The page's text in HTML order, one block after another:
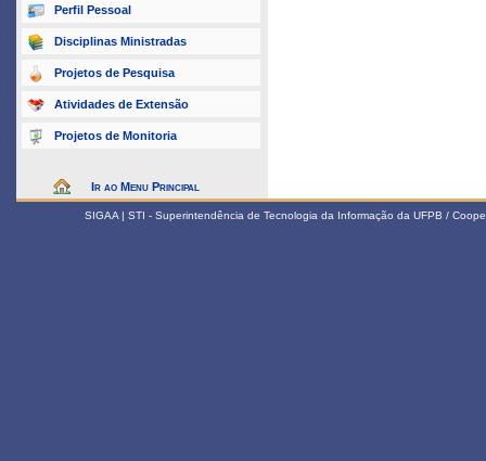
Perfil Pessoal
Disciplinas Ministradas
Projetos de Pesquisa
Atividades de Extensão
Projetos de Monitoria
Ir ao Menu Principal
SIGAA | STI - Superintendência de Tecnologia da Informação da UFPB /